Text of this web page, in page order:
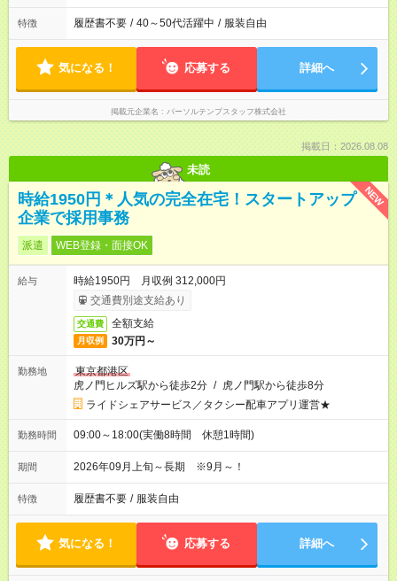
特徴 履歴書不要 / 40～50代活躍中 / 服装自由
気になる！ 応募する 詳細へ
掲載元企業名 パーソルテンプスタッフ株式会社
掲載日：2026.08.08
未読
NEW
時給1950円＊人気の完全在宅！スタートアップ
企業で採用事務
派遣 WEB登録・面接OK
給与
時給1950円 月収例 312,000円
交通費別途支給あり
交通費 全額支給
月収例 30万円～
勤務地
東京都港区
虎ノ門ヒルズ駅から徒歩2分 / 虎ノ門駅から徒歩8分
ライドシェアサービス／タクシー配車アプリ運営★
勤務時間 09:00～18:00(実働8時間 休憩1時間)
期間 2026年09月上旬～長期 ※9月～！
特徴 履歴書不要 / 服装自由
気になる！ 応募する 詳細へ